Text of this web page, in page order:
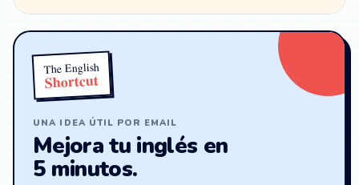
The English
Shortcut
UNA IDEA ÚTIL POR EMAIL
Mejora tu inglés en
5 minutos.